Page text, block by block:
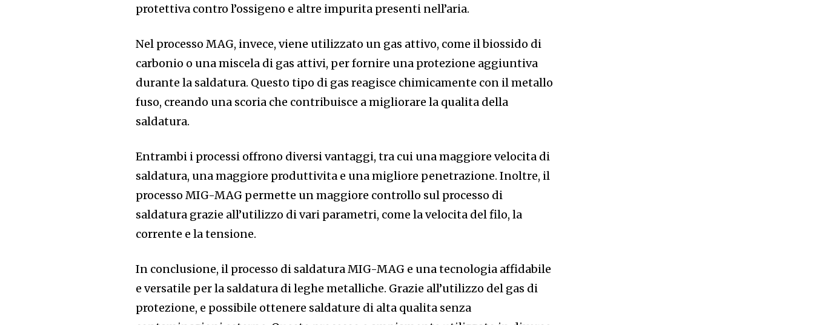
protettiva contro l’ossigeno e altre impurita presenti nell’aria.
Nel processo MAG, invece, viene utilizzato un gas attivo, come il biossido di
carbonio o una miscela di gas attivi, per fornire una protezione aggiuntiva
durante la saldatura. Questo tipo di gas reagisce chimicamente con il metallo
fuso, creando una scoria che contribuisce a migliorare la qualita della
saldatura.
Entrambi i processi offrono diversi vantaggi, tra cui una maggiore velocita di
saldatura, una maggiore produttivita e una migliore penetrazione. Inoltre, il
processo MIG-MAG permette un maggiore controllo sul processo di
saldatura grazie all’utilizzo di vari parametri, come la velocita del filo, la
corrente e la tensione.
In conclusione, il processo di saldatura MIG-MAG e una tecnologia affidabile
e versatile per la saldatura di leghe metalliche. Grazie all’utilizzo del gas di
protezione, e possibile ottenere saldature di alta qualita senza